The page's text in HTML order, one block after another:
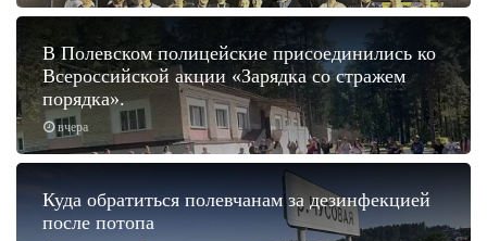
вчера
В Полевском полицейские присоединились ко
Всероссийской акции «Зарядка со стражем
порядка».
Куда обратиться полевчанам за дезинфекцией
после потопа